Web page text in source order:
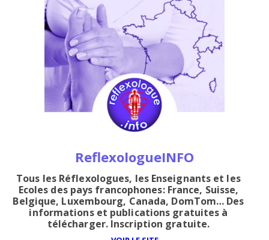
ReflexologueINFO
Tous les Réflexologues, les Enseignants et les
Ecoles des pays francophones: France, Suisse,
Belgique, Luxembourg, Canada, DomTom… Des
informations et publications gratuites à
télécharger. Inscription gratuite.